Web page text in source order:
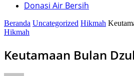
Donasi Air Bersih
Beranda Uncategorized Hikmah
Hikmah
Keutamaan Bulan